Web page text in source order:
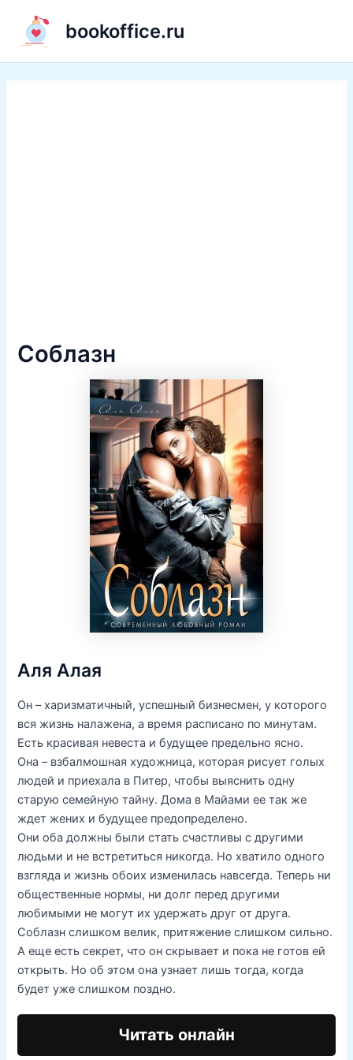
содержимому
bookoffice.ru
Соблазн
Аля Алая
Он – харизматичный, успешный бизнесмен, у которого
вся жизнь налажена, а время расписано по минутам.
Есть красивая невеста и будущее предельно ясно.
Она – взбалмошная художница, которая рисует голых
людей и приехала в Питер, чтобы выяснить одну
старую семейную тайну. Дома в Майами ее так же
ждет жених и будущее предопределено.
Они оба должны были стать счастливы с другими
людьми и не встретиться никогда. Но хватило одного
взгляда и жизнь обоих изменилась навсегда. Теперь ни
общественные нормы, ни долг перед другими
любимыми не могут их удержать друг от друга.
Соблазн слишком велик, притяжение слишком сильно.
А еще есть секрет, что он скрывает и пока не готов ей
открыть. Но об этом она узнает лишь тогда, когда
будет уже слишком поздно.
Читать онлайн